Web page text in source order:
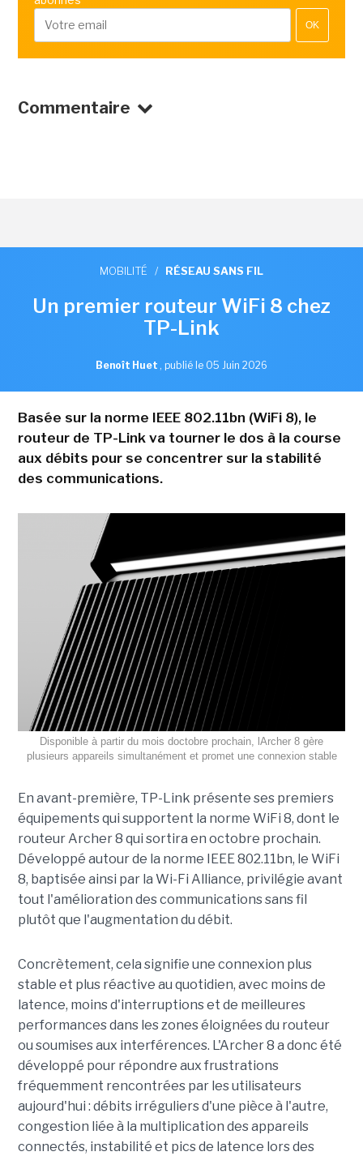
OK
Commentaire
MOBILITÉ / RÉSEAU SANS FIL
Un premier routeur WiFi 8 chez
TP-Link
Benoît Huet , publié le 05 Juin 2026
Basée sur la norme IEEE 802.11bn (WiFi 8), le
routeur de TP-Link va tourner le dos à la course
aux débits pour se concentrer sur la stabilité
des communications.
Disponible à partir du mois doctobre prochain, lArcher 8 gère
plusieurs appareils simultanément et promet une connexion stable
En avant-première, TP-Link présente ses premiers
équipements qui supportent la norme WiFi 8, dont le
routeur Archer 8 qui sortira en octobre prochain.
Développé autour de la norme IEEE 802.11bn, le WiFi
8, baptisée ainsi par la Wi-Fi Alliance, privilégie avant
tout l'amélioration des communications sans fil
plutôt que l'augmentation du débit.
Concrètement, cela signifie une connexion plus
stable et plus réactive au quotidien, avec moins de
latence, moins d'interruptions et de meilleures
performances dans les zones éloignées du routeur
ou soumises aux interférences. L'Archer 8 a donc été
développé pour répondre aux frustrations
fréquemment rencontrées par les utilisateurs
aujourd'hui : débits irréguliers d'une pièce à l'autre,
congestion liée à la multiplication des appareils
connectés, instabilité et pics de latence lors des